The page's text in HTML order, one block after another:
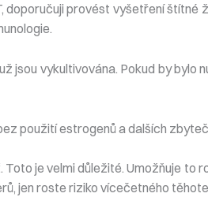
doporučuji provést vyšetření
jsou vykultivována. Pokud by
použití estrogenů a dalších
je velmi důležité. Umožňuje
jen roste riziko vícečetného